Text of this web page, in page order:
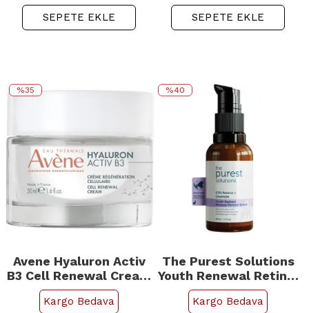
SEPETE EKLE SEPETE EKLE
%35
Avene Hyaluron Activ
B3 Cell Renewal Cream
- Hyaluronik Asit ve
Niasinamid Bakım
Kargo Bedava
%40
The Purest Solutions
Youth Renewal Retinol
Serum 30ml
Kargo Bedava